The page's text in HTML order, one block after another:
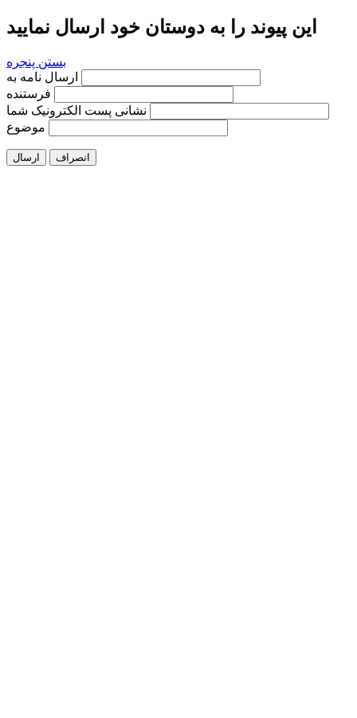
این پیوند را به دوستان خود ارسال نمایید
بستن پنجره
فرستنده
نشانی پست الکترونیک شما
موضوع
ارسال انصراف